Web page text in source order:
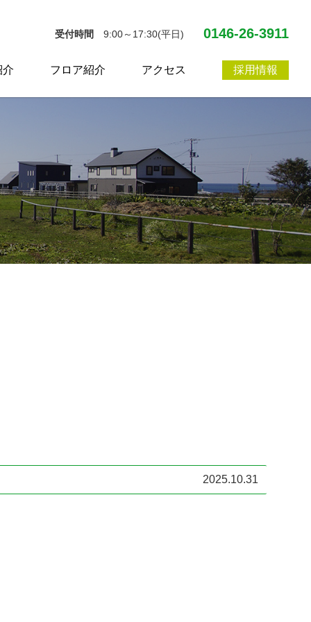
受付時間 9:00～17:30(平日) 0146-26-3911
介 フロア紹介 アクセス 採用情報
2025.10.31